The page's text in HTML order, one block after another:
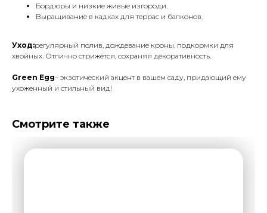
Бордюры и низкие живые изгороди.
Выращивание в кадках для террас и балконов.
Уход:регулярный полив, дождевание кроны, подкормки для
хвойных. Отлично стрижётся, сохраняя декоративность.
Green Egg– экзотический акцент в вашем саду, придающий ему
ухоженный и стильный вид!
Смотрите также